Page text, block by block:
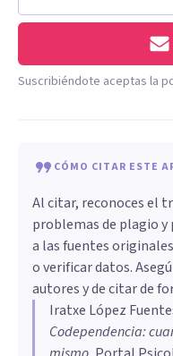
Suscribiéndote aceptas la
CÓMO CITAR ESTE
Al citar, reconoces el
problemas de plagio
a las fuentes
o verificar datos.
autores y de citar de
Iratxe López
Codependencia: